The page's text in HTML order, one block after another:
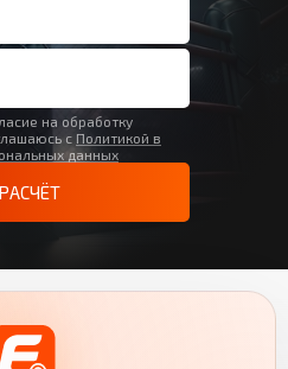
на обработку
с Политикой в
данных